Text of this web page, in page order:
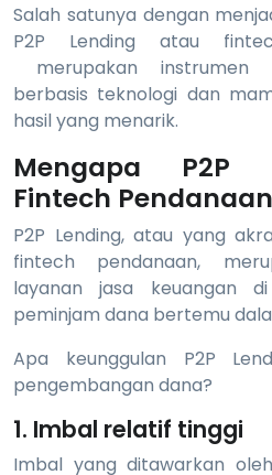
Salah satunya dengan
P2P Lending atau
merupakan instrumen
berbasis teknologi dan
hasil yang menarik.
Mengapa P2P
Fintech
P2P Lending, atau yang
fintech pendanaan,
layanan jasa keuangan
peminjam dana bertemu
Apa keunggulan P2P
pengembangan dana?
1. Imbal relatif tinggi
Imbal yang ditawarkan